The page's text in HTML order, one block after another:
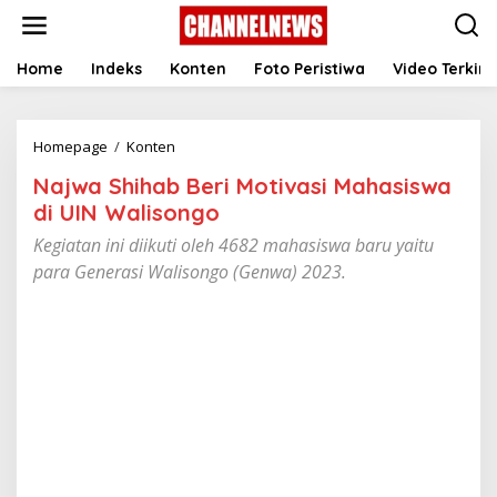
t
Home Indeks Konten Foto Peristiwa Video Terkini
Homepage / Konten
j
w
a
S
h
Najwa Shihab Beri Motivasi Mahasiswa
di UIN Walisongo
Kegiatan ini diikuti oleh 4682 mahasiswa baru yaitu
para Generasi Walisongo (Genwa) 2023.